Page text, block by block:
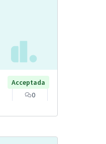
Acceptada
0